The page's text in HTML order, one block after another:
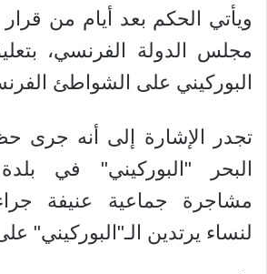
ويأتي الحكم بعد أيام من قرار
مجلس الدولة الفرنسي،
البوركيني على الشواطئ
تجدر الإشارة إلى أنه جرى
البحر "البوركيني" في
مشاجرة جماعية عنيفة
لنساء يرتدين الـ"البوركيني"